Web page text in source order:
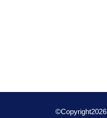
©Copyright2026